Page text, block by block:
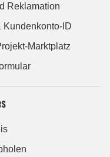
Reklamation
Kundenkonto-ID
Marktplatz